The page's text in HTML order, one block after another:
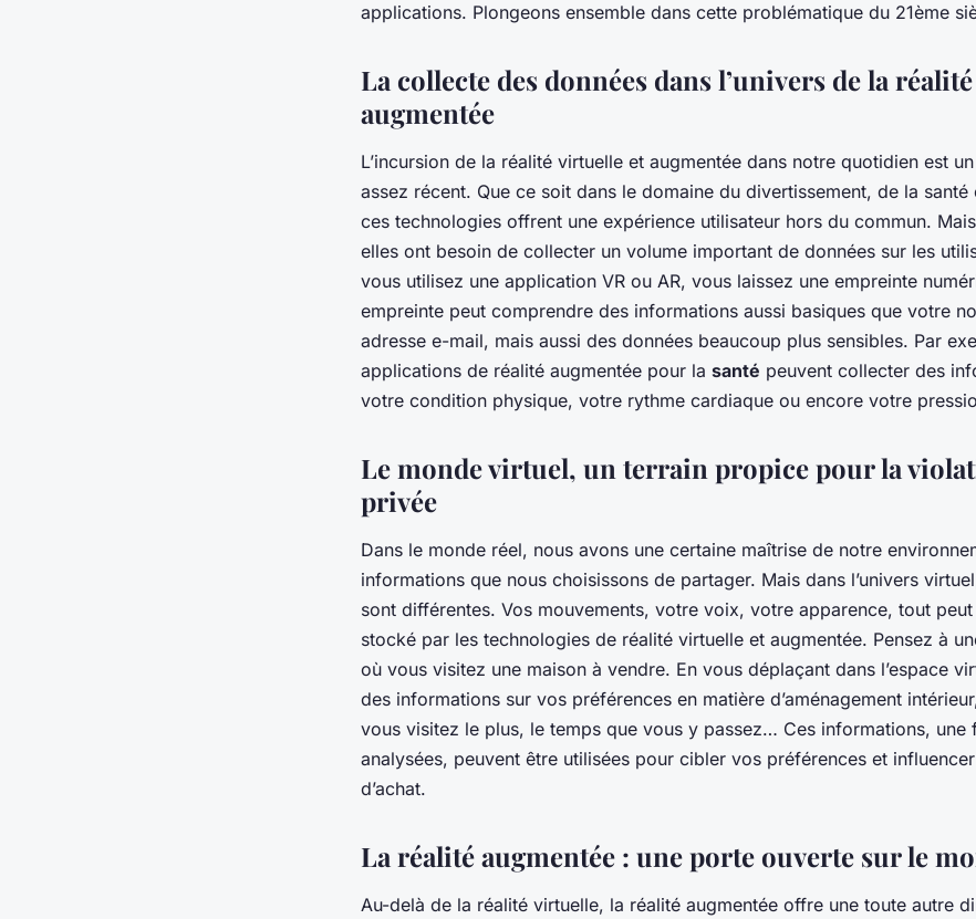
applications. Plongeons ensemble dans cette problématique du 21ème
La collecte des données dans l’univers de la
augmentée
L’incursion de la réalité virtuelle et augmentée dans notre quotidien est
assez récent. Que ce soit dans le domaine du divertissement, de la santé
ces technologies offrent une expérience utilisateur hors du commun.
elles ont besoin de collecter un volume important de données sur les
vous utilisez une application VR ou AR, vous laissez une empreinte
empreinte peut comprendre des informations aussi basiques que votre
adresse e-mail, mais aussi des données beaucoup plus sensibles. Par
applications de réalité augmentée pour la santé peuvent collecter des
votre condition physique, votre rythme cardiaque ou encore votre
Le monde virtuel, un terrain propice pour la
privée
Dans le monde réel, nous avons une certaine maîtrise de notre
informations que nous choisissons de partager. Mais dans l’univers
sont différentes. Vos mouvements, votre voix, votre apparence, tout
stocké par les technologies de réalité virtuelle et augmentée. Pensez à
où vous visitez une maison à vendre. En vous déplaçant dans l’espace
des informations sur vos préférences en matière d’aménagement
vous visitez le plus, le temps que vous y passez… Ces informations, une
analysées, peuvent être utilisées pour cibler vos préférences et
d’achat.
La réalité augmentée : une porte ouverte sur le
Au-delà de la réalité virtuelle, la réalité augmentée offre une toute autre